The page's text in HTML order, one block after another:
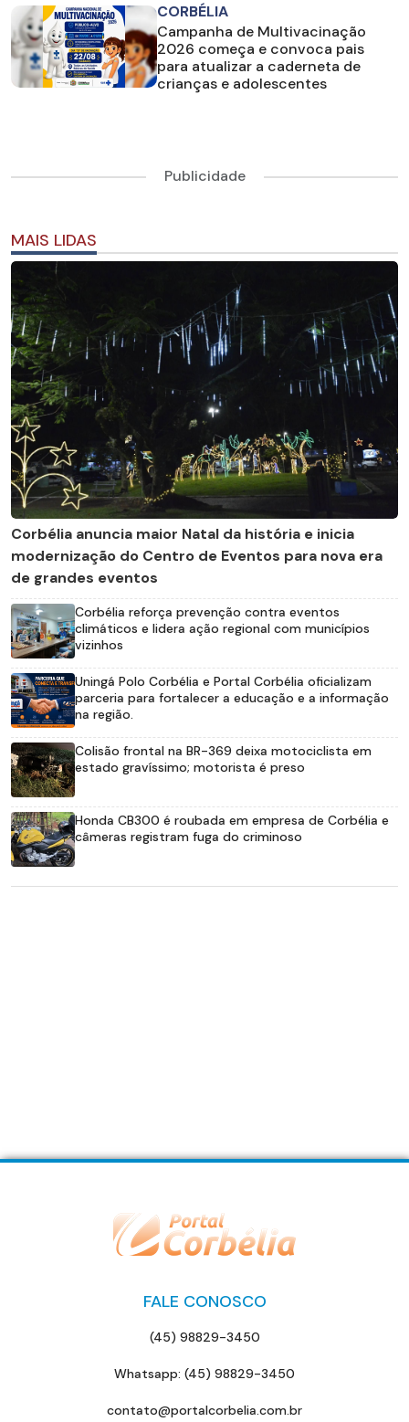
CORBÉLIA
Campanha de Multivacinação
2026 começa e convoca pais
para atualizar a caderneta de
crianças e adolescentes
Publicidade
MAIS LIDAS
Corbélia anuncia maior Natal da história e inicia
modernização do Centro de Eventos para nova era
de grandes eventos
Corbélia reforça prevenção contra eventos
climáticos e lidera ação regional com municípios
vizinhos
Uningá Polo Corbélia e Portal Corbélia oficializam
parceria para fortalecer a educação e a informação
na região.
Colisão frontal na BR-369 deixa motociclista em
estado gravíssimo; motorista é preso
Honda CB300 é roubada em empresa de Corbélia e
câmeras registram fuga do criminoso
FALE CONOSCO
(45) 98829-3450
Whatsapp: (45) 98829-3450
contato@portalcorbelia.com.br